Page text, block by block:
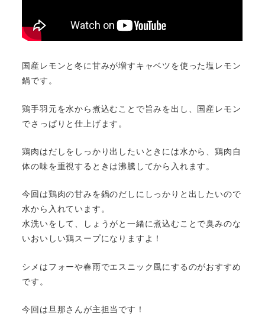
国産レモンと冬に甘みが増すキャベツを使った塩レモン
鍋です。
鶏手羽元を水から煮込むことで旨みを出し、国産レモン
でさっぱりと仕上げます。
鶏肉はだしをしっかり出したいときには水から、鶏肉自
体の味を重視するときは沸騰してから入れます。
今回は鶏肉の甘みを鍋のだしにしっかりと出したいので
水から入れています。
水洗いをして、しょうがと一緒に煮込むことで臭みのな
いおいしい鶏スープになりますよ！
シメはフォーや春雨でエスニック風にするのがおすすめ
です。
今回は旦那さんが主担当です！